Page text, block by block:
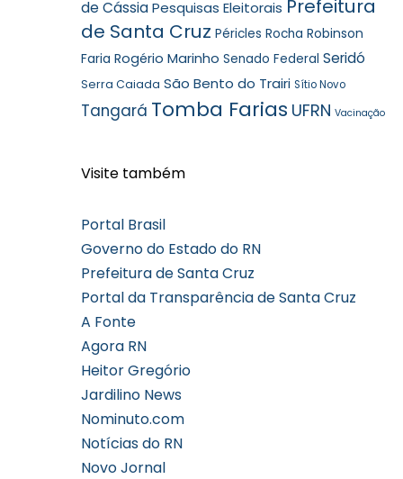
de Cássia Pesquisas Eleitorais Prefeitura
de Santa Cruz Péricles Rocha Robinson
Faria Rogério Marinho Senado Federal Seridó
Serra Caiada São Bento do Trairi Sítio Novo
Tangará Tomba Farias UFRN Vacinação
Visite também
Portal Brasil
Governo do Estado do RN
Prefeitura de Santa Cruz
Portal da Transparência de Santa Cruz
A Fonte
Agora RN
Heitor Gregório
Jardilino News
Nominuto.com
Notícias do RN
Novo Jornal